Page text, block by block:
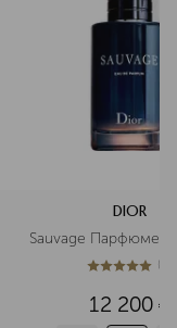
DIOR
Sauvage
5из 51 (
12 200 ¤